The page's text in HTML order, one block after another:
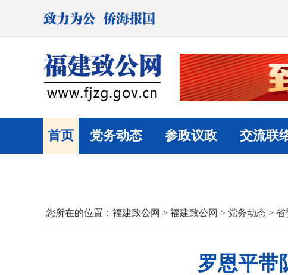
首页 党务动态 参政议政 交流联
您所在的位置： 福建致公网 > 福建致公网 > 党务动态 > 省
罗恩平带